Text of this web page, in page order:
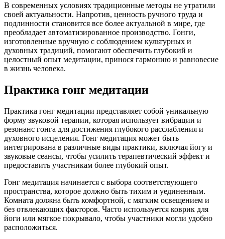
В современных условиях традиционные методы не утратили
своей актуальности. Напротив, ценность ручного труда и
подлинности становится все более актуальной в мире, где
преобладает автоматизированное производство. Гонги,
изготовленные вручную с соблюдением культурных и
духовных традиций, помогают обеспечить глубокий и
целостный опыт медитации, принося гармонию и равновесие
в жизнь человека.
Практика гонг медитации
Практика гонг медитации представляет собой уникальную
форму звуковой терапии, которая использует вибрации и
резонанс гонга для достижения глубокого расслабления и
духовного исцеления. Гонг медитация может быть
интегрирована в различные виды практики, включая йогу и
звуковые сеансы, чтобы усилить терапевтический эффект и
предоставить участникам более глубокий опыт.
Гонг медитация начинается с выбора соответствующего
пространства, которое должно быть тихим и уединенным.
Комната должна быть комфортной, с мягким освещением и
без отвлекающих факторов. Часто используется коврик для
йоги или мягкое покрывало, чтобы участники могли удобно
расположиться.